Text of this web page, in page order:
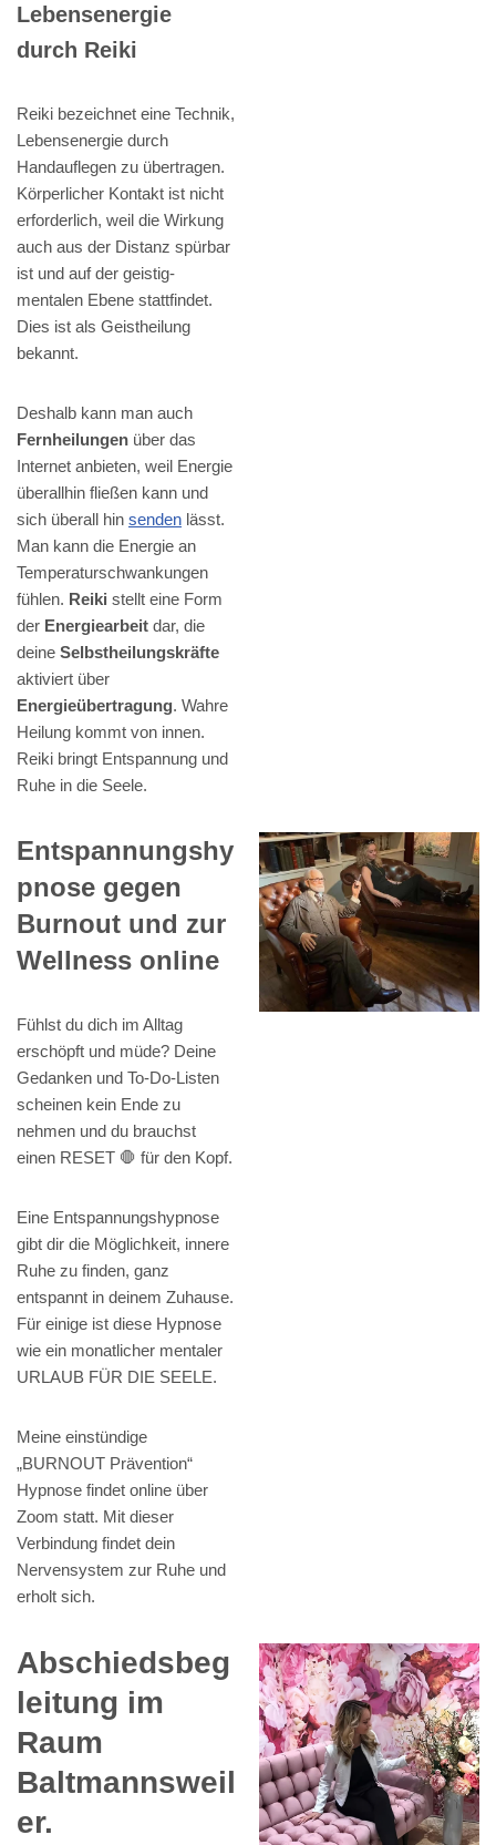
Lebensenergie
durch Reiki
Reiki bezeichnet eine Technik,
Lebensenergie durch
Handauflegen zu übertragen.
Körperlicher Kontakt ist nicht
erforderlich, weil die Wirkung
auch aus der Distanz spürbar
ist und auf der geistig-
mentalen Ebene stattfindet.
Dies ist als Geistheilung
bekannt.
Deshalb kann man auch
Fernheilungen über das
Internet anbieten, weil Energie
überallhin fließen kann und
sich überall hin senden lässt.
Man kann die Energie an
Temperaturschwankungen
fühlen. Reiki stellt eine Form
der Energiearbeit dar, die
deine Selbstheilungskräfte
aktiviert über
Energieübertragung. Wahre
Heilung kommt von innen.
Reiki bringt Entspannung und
Ruhe in die Seele.
Entspannungshy
pnose gegen
Burnout und zur
Wellness online
Fühlst du dich im Alltag
erschöpft und müde? Deine
Gedanken und To-Do-Listen
scheinen kein Ende zu
nehmen und du brauchst
einen RESET 🛑 für den Kopf.
Eine Entspannungshypnose
gibt dir die Möglichkeit, innere
Ruhe zu finden, ganz
entspannt in deinem Zuhause.
Für einige ist diese Hypnose
wie ein monatlicher mentaler
URLAUB FÜR DIE SEELE.
Meine einstündige
„BURNOUT Prävention“
Hypnose findet online über
Zoom statt. Mit dieser
Verbindung findet dein
Nervensystem zur Ruhe und
erholt sich.
Abschiedsbeg
leitung im
Raum
Baltmannsweil
er.